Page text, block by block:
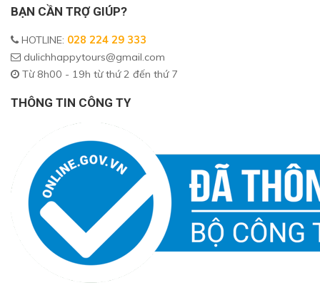
BẠN CẦN TRỢ GIÚP?
HOTLINE: 028 224 29 333
dulichhappytours@gmail.com
Từ 8h00 - 19h từ thứ 2 đến thứ 7
THÔNG TIN CÔNG TY